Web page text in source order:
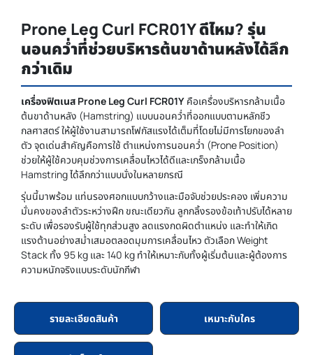
Prone Leg Curl FCR01Y ดีไหม? รุ่น
นอนคว่ำที่ช่วยบริหารต้นขาด้านหลังได้ลึก
กว่าเดิม
เครื่องฟิตเนส Prone Leg Curl FCR01Y คือเครื่องบริหารกล้ามเนื้อ
ต้นขาด้านหลัง (Hamstring) แบบนอนคว่ำที่ออกแบบตามหลักชีว
กลศาสตร์ ให้ผู้ใช้งานสามารถโฟกัสแรงได้เต็มที่โดยไม่มีการโยกของลำ
ตัว จุดเด่นสำคัญคือการใช้ ตำแหน่งการนอนคว่ำ (Prone Position)
ช่วยให้ผู้ใช้ควบคุมช่วงการเคลื่อนไหวได้ดีและเกร็งกล้ามเนื้อ
Hamstring ได้ลึกกว่าแบบนั่งในหลายกรณี
รุ่นนี้มาพร้อม แท่นรองศอกแบบกว้างและมือจับช่วยประคอง เพิ่มความ
มั่นคงของลำตัวระหว่างฝึก ขณะเดียวกัน ลูกกลิ้งรองข้อเท้าปรับได้หลาย
ระดับ เพื่อรองรับผู้ใช้ทุกส่วนสูง ลดแรงกดผิดตำแหน่ง และทำให้เกิด
แรงต้านอย่างสม่ำเสมอตลอดมุมการเคลื่อนไหว ตัวเลือก Weight
Stack ทั้ง 95 kg และ 140 kg ทำให้เหมาะกับทั้งผู้เริ่มต้นและผู้ต้องการ
ความหนักจริงแบบระดับนักกีฬา
รายละเอียดสินค้า เหมาะกับใคร